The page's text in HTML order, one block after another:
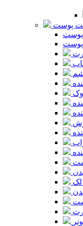
پوست
پوست
پوست